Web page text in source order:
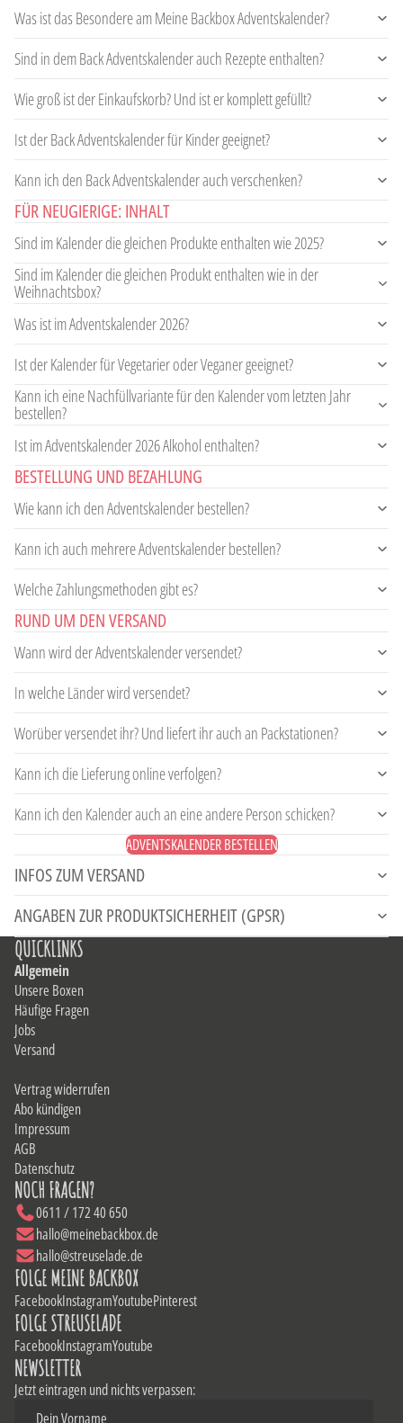
Was ist das Besondere am Meine Backbox Adventskalender?
Sind in dem Back Adventskalender auch Rezepte enthalten?
Wie groß ist der Einkaufskorb? Und ist er komplett gefüllt?
Ist der Back Adventskalender für Kinder geeignet?
Kann ich den Back Adventskalender auch verschenken?
FÜR NEUGIERIGE: INHALT
Sind im Kalender die gleichen Produkte enthalten wie 2025?
Sind im Kalender die gleichen Produkt enthalten wie in der
Weihnachtsbox?
Was ist im Adventskalender 2026?
Ist der Kalender für Vegetarier oder Veganer geeignet?
Kann ich eine Nachfüllvariante für den Kalender vom letzten Jahr
bestellen?
Ist im Adventskalender 2026 Alkohol enthalten?
BESTELLUNG UND BEZAHLUNG
Wie kann ich den Adventskalender bestellen?
Kann ich auch mehrere Adventskalender bestellen?
Welche Zahlungsmethoden gibt es?
RUND UM DEN VERSAND
Wann wird der Adventskalender versendet?
In welche Länder wird versendet?
Worüber versendet ihr? Und liefert ihr auch an Packstationen?
Kann ich die Lieferung online verfolgen?
Kann ich den Kalender auch an eine andere Person schicken?
ADVENTSKALENDER BESTELLEN
INFOS ZUM VERSAND
ANGABEN ZUR PRODUKTSICHERHEIT (GPSR)
QUICKLINKS
Allgemein
Unsere Boxen
Häufige Fragen
Jobs
Versand
Vertrag widerrufen
Abo kündigen
Impressum
AGB
Datenschutz
NOCH FRAGEN?
0611 / 172 40 650
hallo@meinebackbox.de
hallo@streuselade.de
FOLGE MEINE BACKBOX
FacebookInstagramYoutubePinterest
FOLGE STREUSELADE
FacebookInstagramYoutube
NEWSLETTER
Jetzt eintragen und nichts verpassen: